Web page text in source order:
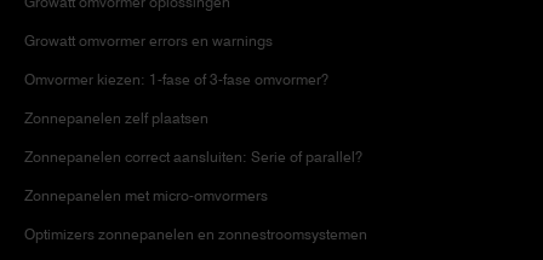
Growatt omvormer errors en warnings
Omvormer kiezen: 1-fase of 3-fase omvormer?
Zonnepanelen zelf plaatsen
Zonnepanelen correct aansluiten: Serie of parallel?
Zonnepanelen met micro-omvormers
Optimizers zonnepanelen en zonnestroomsystemen